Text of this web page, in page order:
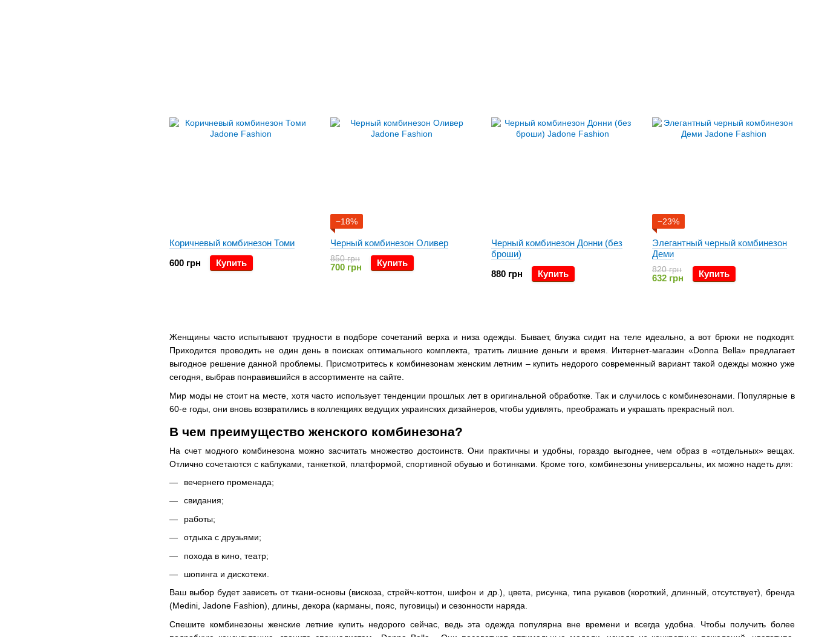
Женщины часто испытывают трудности в подборе сочетаний верха и низа одежды. Бывает, блузка сидит на теле идеально, а вот брюки не подходят.
Приходится проводить не один день в поисках оптимального комплекта, тратить лишние деньги и время. Интернет-магазин «Donna Bella» предлагает
выгодное решение данной проблемы. Присмотритесь к комбинезонам женским летним – купить недорого современный вариант такой одежды можно уже
сегодня, выбрав понравившийся в ассортименте на сайте.
Мир моды не стоит на месте, хотя часто использует тенденции прошлых лет в оригинальной обработке. Так и случилось с комбинезонами. Популярные в
60-е годы, они вновь возвратились в коллекциях ведущих украинских дизайнеров, чтобы удивлять, преображать и украшать прекрасный пол.
В чем преимущество женского комбинезона?
На счет модного комбинезона можно засчитать множество достоинств. Они практичны и удобны, гораздо выгоднее, чем образ в «отдельных» вещах.
Отлично сочетаются с каблуками, танкеткой, платформой, спортивной обувью и ботинками. Кроме того, комбинезоны универсальны, их можно надеть для:
вечернего променада;
свидания;
работы;
отдыха с друзьями;
похода в кино, театр;
шопинга и дискотеки.
Ваш выбор будет зависеть от ткани-основы (вискоза, стрейч-коттон, шифон и др.), цвета, рисунка, типа рукавов (короткий, длинный, отсутствует), бренда
(Medini, Jadone Fashion), длины, декора (карманы, пояс, пуговицы) и сезонности наряда.
Спешите комбинезоны женские летние купить недорого сейчас, ведь эта одежда популярна вне времени и всегда удобна. Чтобы получить более
Коричневый комбинезон Томи
600 грн
Купить
−18%
Черный комбинезон Оливер
850 грн
700 грн Купить
Черный комбинезон Донни (без
броши)
880 грн
Купить
−23%
Элегантный черный комбинезон
Деми
820 грн
632 грн Купить